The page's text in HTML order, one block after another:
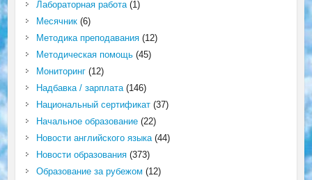
Лабораторная работа(1)
Месячник(6)
Методика преподавания(12)
Методическая помощь(45)
Мониторинг(12)
Надбавка / зарплата(146)
Национальный сертификат(37)
Начальное образование(22)
Новости английского языка(44)
Новости образования(373)
Образование за рубежом (12)